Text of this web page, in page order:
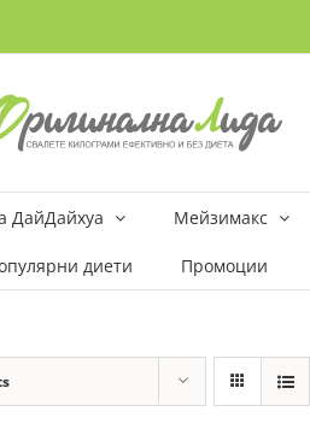
ДайДайхуа Мейзимакс
диети Промоции